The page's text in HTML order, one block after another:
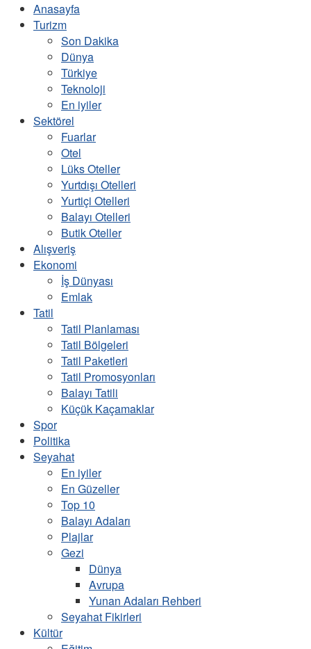
Anasayfa
Turizm
Son Dakika
Dünya
Türkiye
Teknoloji
En iyiler
Sektörel
Fuarlar
Otel
Lüks Oteller
Yurtdışı Otelleri
Yurtiçi Otelleri
Balayı Otelleri
Butik Oteller
Alışveriş
Ekonomi
İş Dünyası
Emlak
Tatil
Tatil Planlaması
Tatil Bölgeleri
Tatil Paketleri
Tatil Promosyonları
Balayı Tatili
Küçük Kaçamaklar
Spor
Politika
Seyahat
En iyiler
En Güzeller
Top 10
Balayı Adaları
Plajlar
Gezi
Dünya
Avrupa
Yunan Adaları Rehberi
Seyahat Fikirleri
Kültür